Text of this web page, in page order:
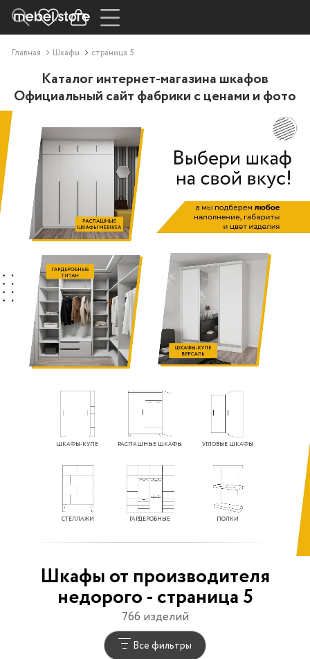
Главная Шкафы страница 5
Каталог интернет-магазина шкафов
Официальный сайт фабрики с ценами и фото
ШКАФЫ-КУПЕ РАСПАШНЫЕ ШКАФЫ УГЛОВЫЕ ШКАФЫ
ГАРДЕРОБНЫЕ
СТЕЛЛАЖИ ПОЛКИ
Шкафы от производителя
недорого - страница 5
766 изделий
Все фильтры